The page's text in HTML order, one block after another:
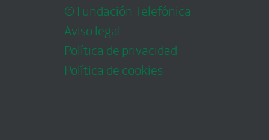
© Fundación Telefónica
Aviso legal
Política de privacidad
Política de cookies